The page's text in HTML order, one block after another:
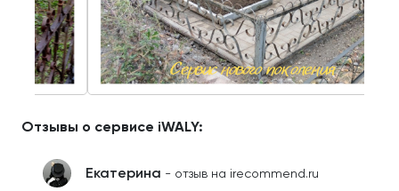
Отзывы о сервисе iWALY:
Екатерина - отзыв на irecommend.ru